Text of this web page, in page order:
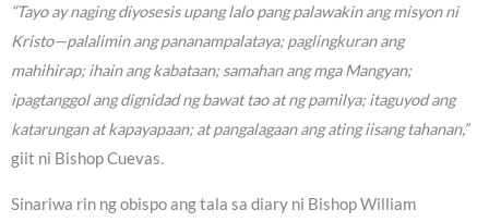
“Tayo ay naging diyosesis upang lalo pang palawakin ang misyon ni
Kristo—palalimin ang pananampalataya; paglingkuran ang
mahihirap; ihain ang kabataan; samahan ang mga Mangyan;
ipagtanggol ang dignidad ng bawat tao at ng pamilya; itaguyod ang
katarungan at kapayapaan; at pangalagaan ang ating iisang tahanan,”
giit ni Bishop Cuevas.
Sinariwa rin ng obispo ang tala sa diary ni Bishop William